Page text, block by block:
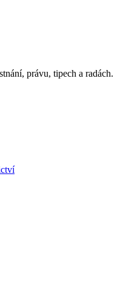
právu, tipech a radách.